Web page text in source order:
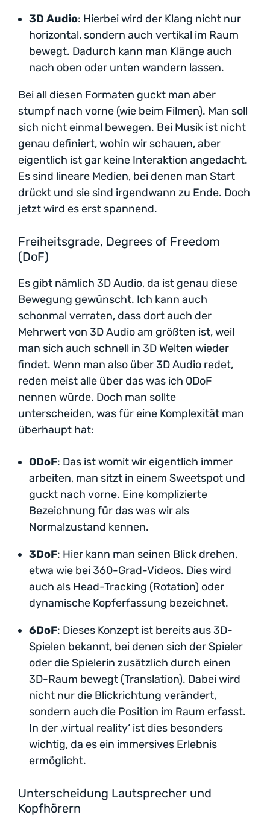
3D Audio: Hierbei wird der Klang nicht nur
horizontal, sondern auch vertikal im Raum
bewegt. Dadurch kann man Klänge auch
nach oben oder unten wandern lassen.
Bei all diesen Formaten guckt man aber
stumpf nach vorne (wie beim Filmen). Man soll
sich nicht einmal bewegen. Bei Musik ist nicht
genau definiert, wohin wir schauen, aber
eigentlich ist gar keine Interaktion angedacht.
Es sind lineare Medien, bei denen man Start
drückt und sie sind irgendwann zu Ende. Doch
jetzt wird es erst spannend.
Freiheitsgrade, Degrees of Freedom
(DoF)
Es gibt nämlich 3D Audio, da ist genau diese
Bewegung gewünscht. Ich kann auch
schonmal verraten, dass dort auch der
Mehrwert von 3D Audio am größten ist, weil
man sich auch schnell in 3D Welten wieder
findet. Wenn man also über 3D Audio redet,
reden meist alle über das was ich 0DoF
nennen würde. Doch man sollte
unterscheiden, was für eine Komplexität man
überhaupt hat:
0DoF: Das ist womit wir eigentlich immer
arbeiten, man sitzt in einem Sweetspot und
guckt nach vorne. Eine komplizierte
Bezeichnung für das was wir als
Normalzustand kennen.
3DoF: Hier kann man seinen Blick drehen,
etwa wie bei 360-Grad-Videos. Dies wird
auch als Head-Tracking (Rotation) oder
dynamische Kopferfassung bezeichnet.
6DoF: Dieses Konzept ist bereits aus 3D-
Spielen bekannt, bei denen sich der Spieler
oder die Spielerin zusätzlich durch einen
3D-Raum bewegt (Translation). Dabei wird
nicht nur die Blickrichtung verändert,
sondern auch die Position im Raum erfasst.
In der ‚virtual reality‘ ist dies besonders
wichtig, da es ein immersives Erlebnis
ermöglicht.
Unterscheidung Lautsprecher und
Kopfhörern